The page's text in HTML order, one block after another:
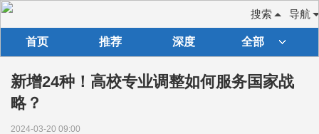
导航
搜索
首页 推荐 深度 全部
新增24种！高校专业调整如何服务国家战
略？
2024-03-20 09:00